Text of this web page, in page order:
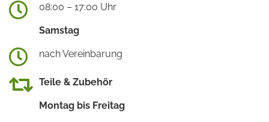
08:00 – 17:00 Uhr
Samstag
nach Vereinbarung
Teile & Zubehör
Montag bis Freitag